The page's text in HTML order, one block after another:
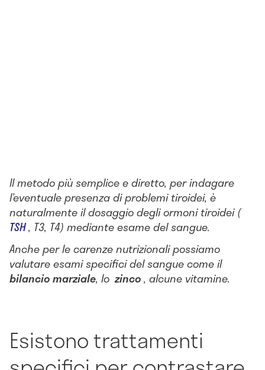
Il metodo più semplice e diretto, per indagare
l’eventuale presenza di problemi tiroidei, è
naturalmente il dosaggio degli ormoni tiroidei (
TSH, T3, T4) mediante esame del sangue.
Anche per le carenze nutrizionali possiamo
valutare esami specifici del sangue come il
bilancio marziale, lo zinco, alcune vitamine.
Esistono trattamenti